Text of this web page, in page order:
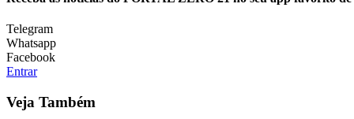
Telegram
Whatsapp
Facebook
Entrar
Veja Também